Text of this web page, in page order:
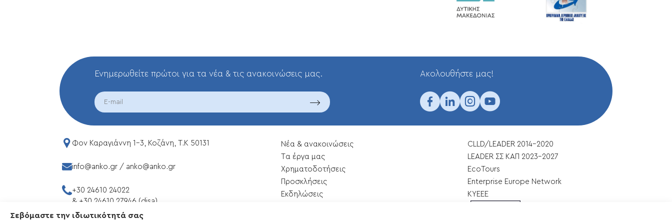
Σεβόμαστε την ιδιωτικότητά σας
Ενημερωθείτε πρώτοι για τα νέα & τις ανακοινώσεις μας.
EMAIL
Aκολουθήστε μας!
Φον Καραγιάννη 1-3, Κοζάνη, T.K 50131
info@anko.gr / anko@anko.gr
+30 24610 24022
& +30 24610 27946 (disa)
Νέα & ανακοινώσεις
Tα έργα μας
Xρηματοδοτήσεις
Προσκλήσεις
Εκδηλώσεις
CLLD/LEADER 2014-2020
LEADER ΣΣ ΚΑΠ 2023-2027
EcoTours
Enterprise Europe Network
ΚΥΕΕΕ